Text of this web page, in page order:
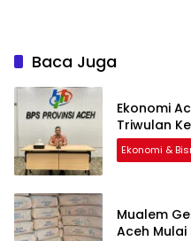
Baca Juga
Ekonomi
Triwulan
Ekonomi &
Mualem
Aceh